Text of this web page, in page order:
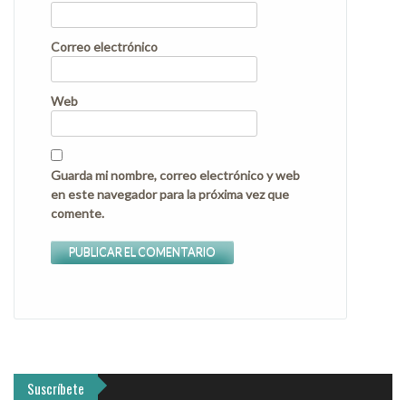
Correo electrónico
Web
Guarda mi nombre, correo electrónico y web
en este navegador para la próxima vez que
comente.
Suscríbete